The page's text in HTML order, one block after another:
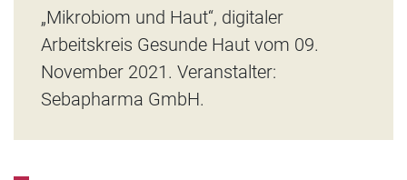
„Mikrobiom und Haut“, digitaler
Arbeitskreis Gesunde Haut vom 09.
November 2021. Veranstalter:
Sebapharma GmbH.